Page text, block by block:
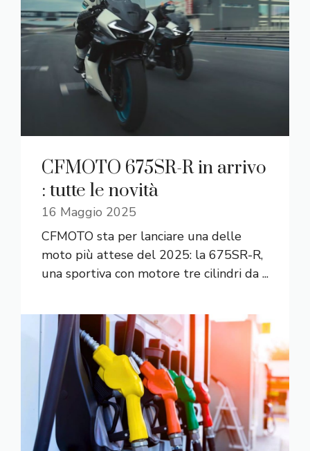
CFMOTO 675SR-R in arrivo
: tutte le novità
16 Maggio 2025
CFMOTO sta per lanciare una delle
moto più attese del 2025: la 675SR-R,
una sportiva con motore tre cilindri da ...